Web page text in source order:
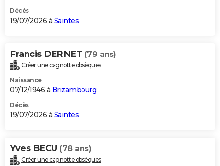
Décès
19/07/2026 à Saintes
Francis DERNET (79 ans)
Créer une cagnotte obsèques
Naissance
07/12/1946 à Brizambourg
Décès
19/07/2026 à Saintes
Yves BECU (78 ans)
Créer une cagnotte obsèques